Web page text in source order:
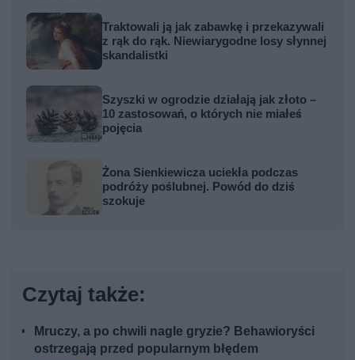
Traktowali ją jak zabawkę i przekazywali
z rąk do rąk. Niewiarygodne losy słynnej
skandalistki
Szyszki w ogrodzie działają jak złoto –
10 zastosowań, o których nie miałeś
pojęcia
Żona Sienkiewicza uciekła podczas
podróży poślubnej. Powód do dziś
szokuje
Czytaj także:
Mruczy, a po chwili nagle gryzie? Behawioryści
ostrzegają przed popularnym błędem